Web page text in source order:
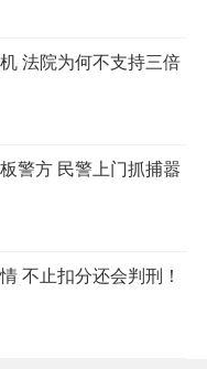
法院为何不支持三倍
警方 民警上门抓捕嚣
不止扣分还会判刑！